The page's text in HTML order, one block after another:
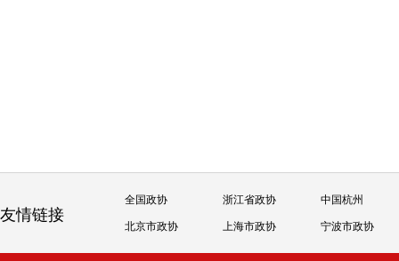
友情链接
全国政协 浙江省政协 中国杭州
北京市政协 上海市政协 宁波市政协